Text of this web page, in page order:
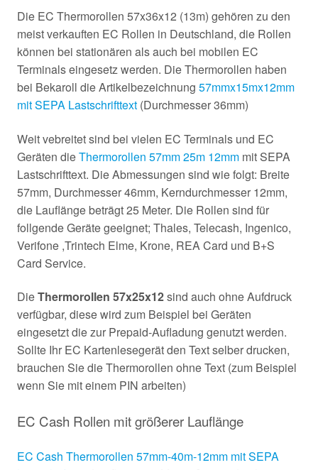
Die EC Thermorollen 57x36x12 (13m) gehören zu den
meist verkauften EC Rollen in Deutschland, die Rollen
können bei stationären als auch bei mobilen EC
Terminals eingesetz werden. Die Thermorollen haben
bei Bekaroll die Artikelbezeichnung 57mmx15mx12mm
mit SEPA Lastschrifttext (Durchmesser 36mm)
Weit vebreitet sind bei vielen EC Terminals und EC
Geräten dieThermorollen 57mm 25m 12mm mit SEPA
Lastschrifttext. Die Abmessungen sind wie folgt: Breite
57mm, Durchmesser 46mm, Kerndurchmesser 12mm,
die Lauflänge beträgt 25 Meter. Die Rollen sind für
follgende Geräte geeignet; Thales, Telecash, Ingenico,
Verifone ,Trintech Elme, Krone, REA Card und B+S
Card Service.
DieThermorollen 57x25x12sind auch ohne Aufdruck
verfügbar, diese wird zum Beispiel bei Geräten
eingesetzt die zur Prepaid-Aufladung genutzt werden.
Sollte Ihr EC Kartenlesegerät den Text selber drucken,
brauchen Sie die Thermorollen ohne Text (zum Beispiel
wenn Sie mit einem PIN arbeiten)
EC Cash Rollen mit größerer Lauflänge
EC Cash Thermorollen 57mm-40m-12mm mit SEPA